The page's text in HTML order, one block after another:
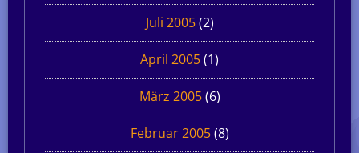
Juli 2005(2)
April 2005(1)
März 2005(6)
Februar 2005(8)